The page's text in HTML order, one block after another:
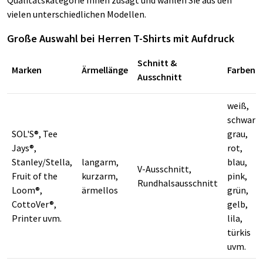
vielen unterschiedlichen Modellen.
Große Auswahl bei Herren T-Shirts mit Aufdruck
Marken Ärmellänge
Schnitt &
Ausschnitt
Farben
SOL'S®, Tee
Jays®,
Stanley/Stella,
Fruit of the
Loom®,
CottoVer®,
Printer uvm.
langarm,
kurzarm,
ärmellos
V-Ausschnitt,
Rundhalsausschnitt
weiß,
schwarz,
grau,
rot,
blau,
pink,
grün,
gelb,
lila,
türkis
uvm.